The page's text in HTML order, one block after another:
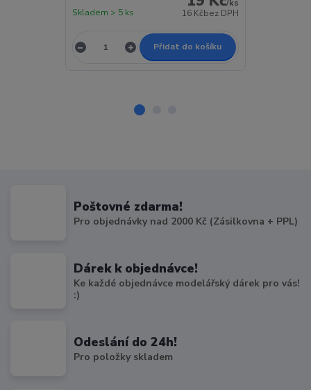
/ks
16 Kčbez DPH
Skladem > 5 ks
Přidat do košíku
Poštovné zdarma!
Pro objednávky nad 2000 Kč (Zásilkovna + PPL)
Dárek k objednávce!
Ke každé objednávce modelářský dárek pro vás!
:)
Odeslání do 24h!
Pro položky skladem